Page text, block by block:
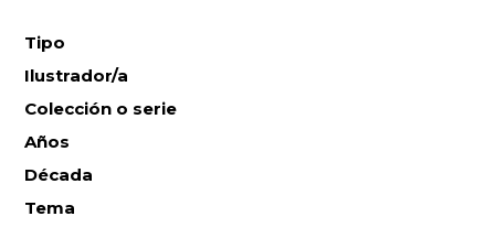
Tipo
Ilustrador/a
Colección o serie
Años
Década
Tema